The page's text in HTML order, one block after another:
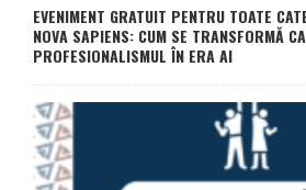
EVENIMENT GRATUIT PENTRU TOATE
NOVA SAPIENS: CUM SE TRANSFORMĂ
PROFESIONALISMUL ÎN ERA AI